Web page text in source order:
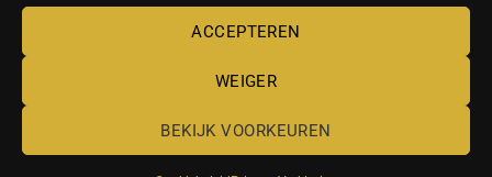
ACCEPTEREN
WEIGER
BEKIJK VOORKEUREN
2026 UX Themes